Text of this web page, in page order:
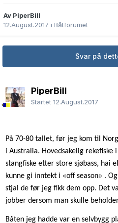
Av PiperBill
12.August.2017 i Båtforumet
Svar på
PiperBill
Startet 12.August.2017
På 70-80 tallet, før jeg kom til
i Australia. Hovedsakelig rekefiske
stangfiske etter store sjøbass, hai
kunne gi inntekt i «off season» .
stjal de før jeg fikk dem opp. Det
jobber dersom man skulle
Båten jeg hadde var en selvbygg